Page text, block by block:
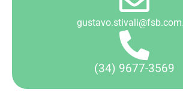
(34) 9677-3569